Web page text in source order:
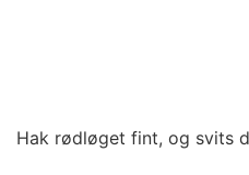
Hak rødløget fint, og svits